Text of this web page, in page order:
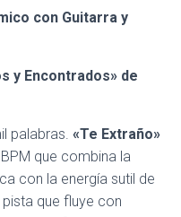
Ó
con Guitarra y
y Encontrados» de
palabras. «Te Extraño»
que combina la
con la energía sutil de
que fluye con